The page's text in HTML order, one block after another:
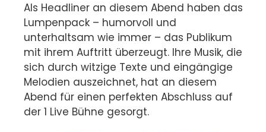
Als Headliner an diesem Abend haben das
Lumpenpack – humorvoll und
unterhaltsam wie immer – das Publikum
mit ihrem Auftritt überzeugt. Ihre Musik, die
sich durch witzige Texte und eingängige
Melodien auszeichnet, hat an diesem
Abend für einen perfekten Abschluss auf
der 1 Live Bühne gesorgt.